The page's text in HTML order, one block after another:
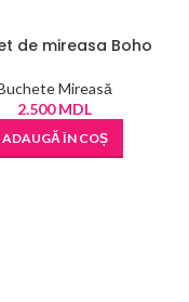
de mireasa Boho
Mireasă
2.500MDL
ADAUGĂ ÎN COȘ